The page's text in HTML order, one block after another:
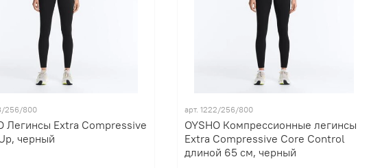
256/800
Легинсы Extra Compressive
черный
арт. 1222/256/800
OYSHO Компрессионные легинсы
Extra Compressive Core Control
длиной 65 см, черный